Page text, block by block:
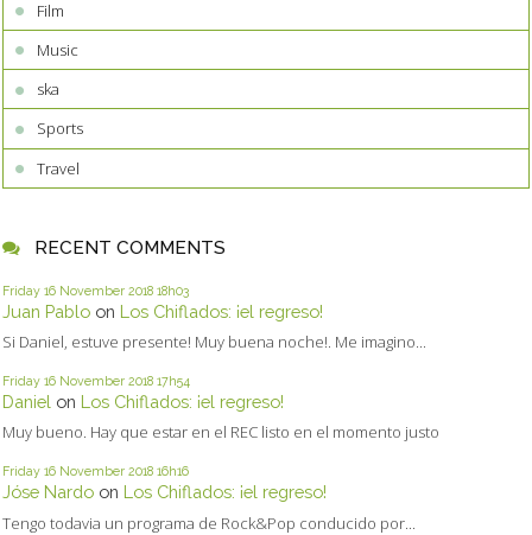
Film
Music
ska
Sports
Travel
RECENT COMMENTS
Friday 16 November 2018 18h03
Juan Pablo on Los Chiflados: ¡el regreso!
Si Daniel, estuve presente! Muy buena noche!. Me imagino...
Friday 16 November 2018 17h54
Daniel on Los Chiflados: ¡el regreso!
Muy bueno. Hay que estar en el REC listo en el momento justo
Friday 16 November 2018 16h16
Jóse Nardo on Los Chiflados: ¡el regreso!
Tengo todavia un programa de Rock&Pop conducido por...